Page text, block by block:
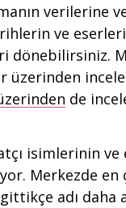
ve
dönebilirsiniz.
üzerinden
de
isimlerinin ve
Merkezde en
adı daha